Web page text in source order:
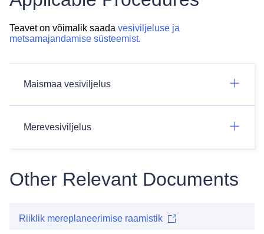
Teavet on võimalik saada vesiviljeluse ja
metsamajandamise süsteemist.
Maismaa vesiviljelus
Merevesiviljelus
Other Relevant Documents
Riiklik mereplaneerimise raamistik